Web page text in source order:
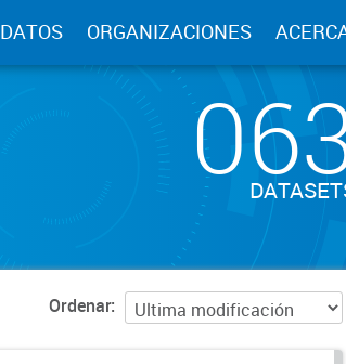
DATOS ORGANIZACIONES
Ordenar